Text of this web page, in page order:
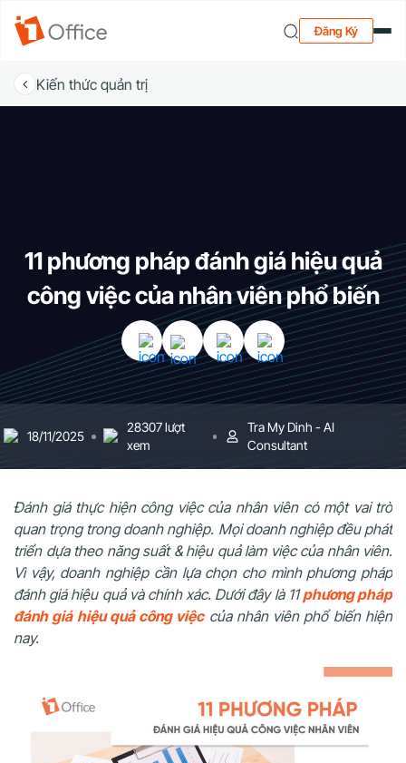
Đăng Ký
Kiến thức quản trị
11 phương pháp đánh giá hiệu quả
công việc của nhân viên phổ biến
18/11/2025
28307 lượt
xem
Tra My Dinh - AI
Consultant
Đánh giá thực hiện công việc của nhân viên có một vai trò
quan trọng trong doanh nghiệp. Mọi doanh nghiệp đều phát
triển dựa theo năng suất & hiệu quả làm việc của nhân viên.
Vì vậy, doanh nghiệp cần lựa chọn cho mình phương pháp
đánh giá hiệu quả và chính xác. Dưới đây là 11phương pháp
đánh giá hiệu quả công việccủa nhân viên phổ biến hiện
nay.